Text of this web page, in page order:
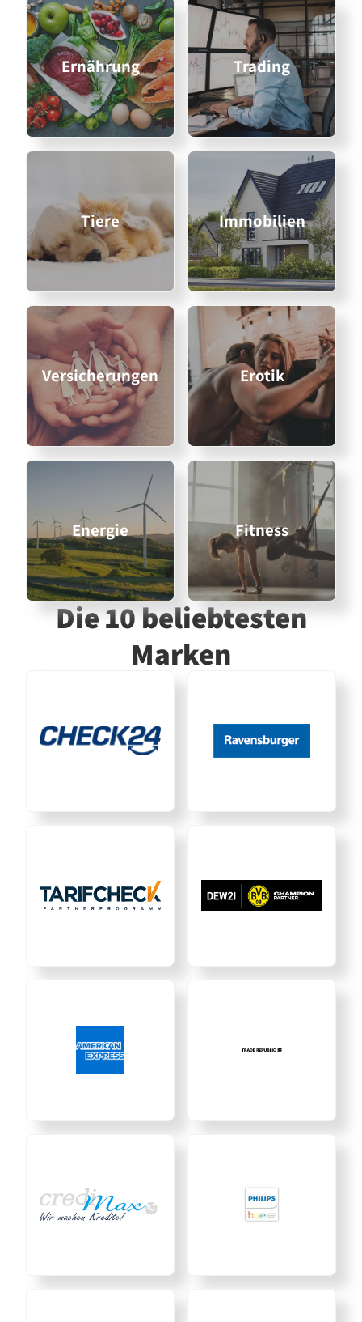
Ernährung Trading
Tiere Immobilien
Versicherungen Erotik
Energie Fitness
Die 10 beliebtesten
Marken